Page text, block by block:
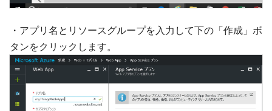
・アプリ名とリソースグループを入力して下の「作成」ボ
タンをクリックします。